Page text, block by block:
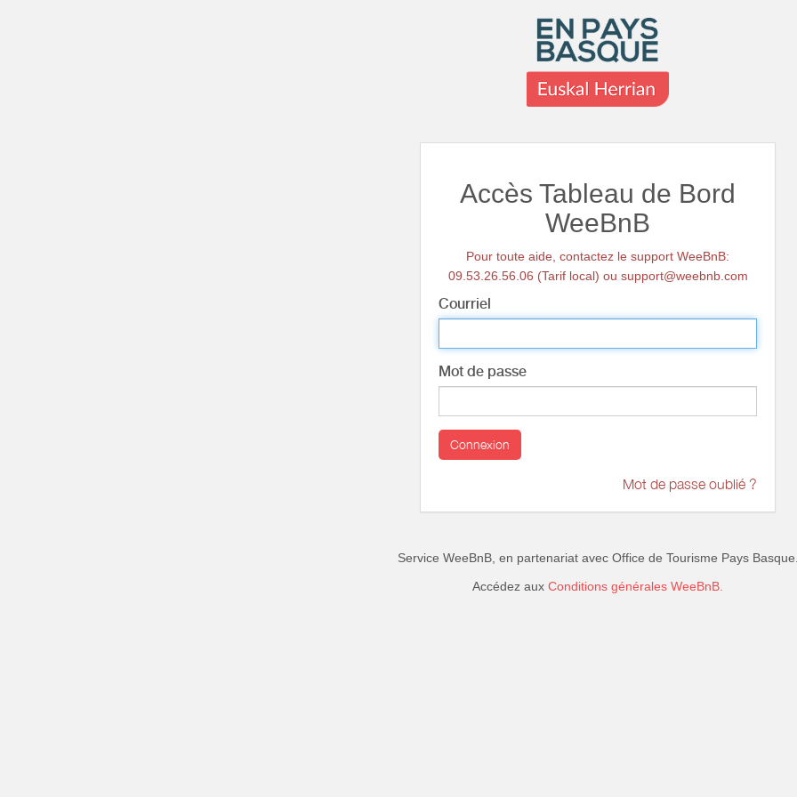
Accès Tableau de Bord
WeeBnB
Pour toute aide, contactez le support WeeBnB:
09.53.26.56.06 (Tarif local) ou support@weebnb.com
Courriel
Mot de passe
Connexion
Mot de passe oublié ?
Service WeeBnB, en partenariat avec Office de Tourisme Pays Basque
Accédez aux Conditions générales WeeBnB.